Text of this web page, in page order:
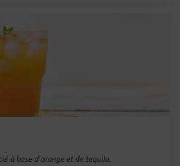
à base d'orange et de tequila.